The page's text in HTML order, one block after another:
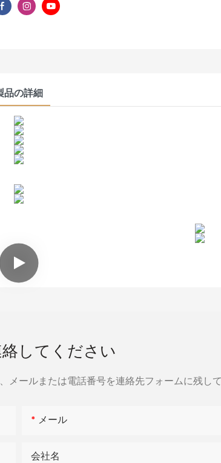
品の詳細
してください
メールまたは電話番号を連絡先フォームに残し
メール
会社名